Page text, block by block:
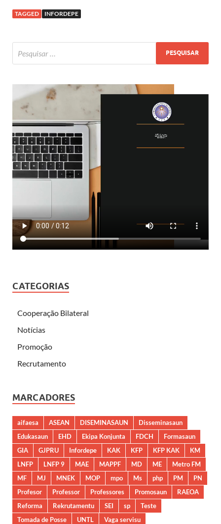
TAGGED INFORDEPE
CATEGORIAS
Cooperação Bilateral
Notícias
Promoção
Recrutamento
MARCADORES
aifaesa ASEAN DISEMINASAUN
Disseminasaun
Edukasaun
EHD Ekipa Konjunta FDCH
Formasaun
GIA
GJPRU Infordepe KAK KFP KFP KAK
KM
LNFP
LNFP 9 MAE MAPPF MD ME
Metro FM
MF
MJ MNEK MOP mpo Ms php PM
PN
Profesor
Professor Professores Promosaun
RAEOA
Reforma
Rekrutamentu SEI sp
Teste
Tomada de Posse
UNTL Vaga servisu